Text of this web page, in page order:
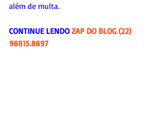
além de multa.
CONTINUE LENDO ZAP DO BLOG (22)
98815.8897